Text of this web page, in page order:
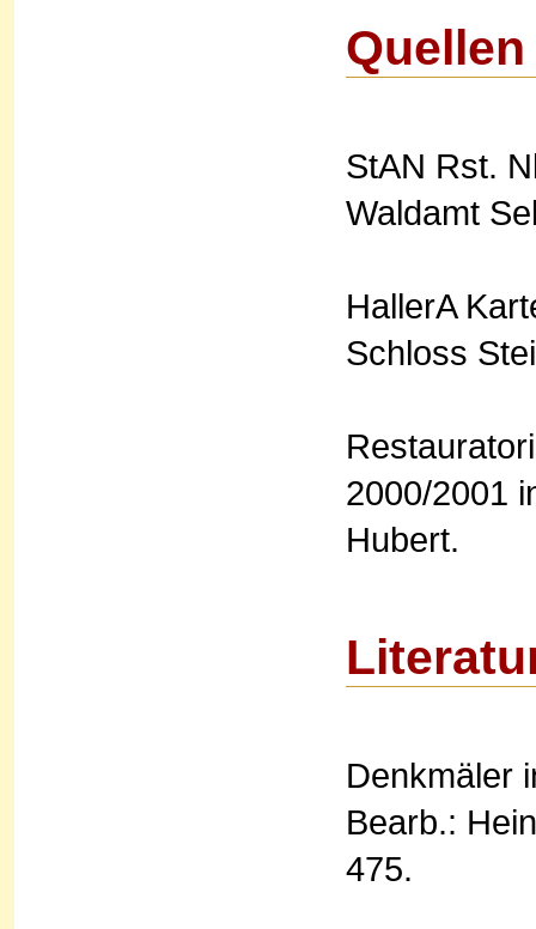
Quellen
StAN Rst.
Waldamt
HallerA
Schloss
2000/2001
Hubert.
Denkmäler
Bearb.:
475.